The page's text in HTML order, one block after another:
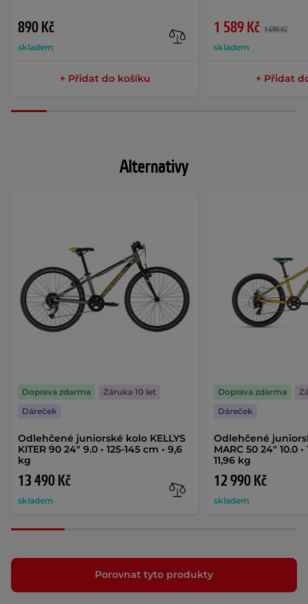
890 Kč
skladem
+ Přidat do košíku
1 589 Kč 1 690 Kč
skladem
+ Přidat
Alternativy
Odlehčené juniorské kolo KELLYS
KITER 90 24" 9.0 • 125-145 cm • 9,6
kg
13 490 Kč
skladem
Doprava zdarma
Záruka 10 let
Dáreček
Odlehčené
MARC 50 24" 10.0 •
11,96 kg
12 990 Kč
skladem
Doprava zdarma
Dáreček
Porovnat tyto produkty